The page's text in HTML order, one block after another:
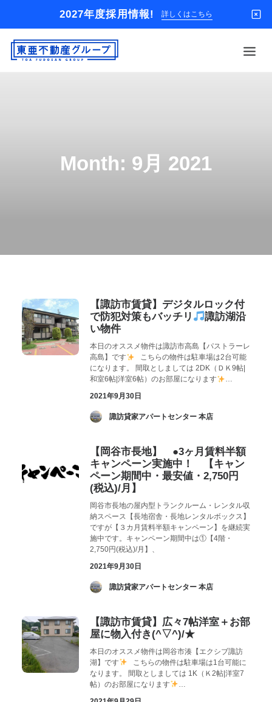
2027年度採用情報! 詳しくはこちら
オーナー様Month: 9月 2021
【諏訪市賃貸】デジタルロック付
で防犯対策もバッチリ
諏訪湖沿
い物件
本日のオススメ物件は諏訪市高島【パストラーレ
高島】です
こちらの物件は駐車場は2台可能
になります。 間取としましては 2DK（ＤＫ9帖|
和室6帖|洋室6帖）のお部屋になります
…
2021年9月30日
­ 諏訪貸家アパートセンター 本店
【岡谷市長地】 ●3ヶ月賃料半額
キャンペーン実施中！ 【キャン
ペーン期間中・最安値・2,750円
(税込)/月】
岡谷市長地の屋内型トランクルーム・レンタル収
納スペース【長地宿舎・長地レンタルボックス】
ですが【３カ月賃料半額キャンペーン】を継続実
施中です。キャンペーン期間中は①【4階・
2,750円(税込)/月】、
2021年9月30日
­ 諏訪貸家アパートセンター 本店
【諏訪市賃貸】広々7帖洋室＋お部
屋に物入付き(^▽^)/★
本日のオススメ物件は岡谷市湊【エクシブ諏訪
湖】です
こちらの物件は駐車場は1台可能に
なります。 間取としましては 1K（Ｋ2帖|洋室7
帖）のお部屋になります
…